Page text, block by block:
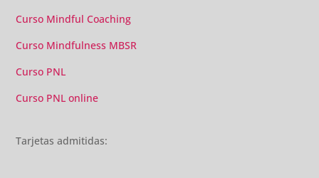
Curso Mindful Coaching
Curso Mindfulness MBSR
Curso PNL
Curso PNL online
Tarjetas admitidas: